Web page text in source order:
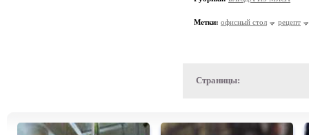
Метки: офисный стол рецепт
Страницы: